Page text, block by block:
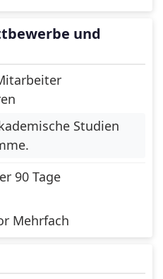
Iraq
Japan
Kenya
Korea, Republic of
und
Studien
90 Tage
Mehrfach